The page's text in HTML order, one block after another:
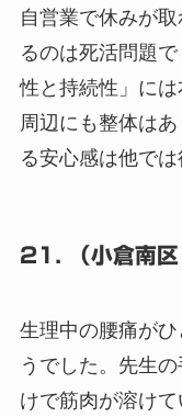
自営業で休みが
るのは死活問題
性と持続性」に
周辺にも整体は
る安心感は他では
21. （小倉南区
生理中の腰痛が
うでした。先生
けで筋肉が溶け